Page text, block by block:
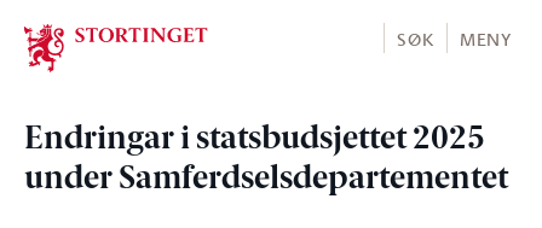
Stortinget.no
SØK MENY
Endringar i statsbudsjettet 2025
under Samferdselsdepartementet